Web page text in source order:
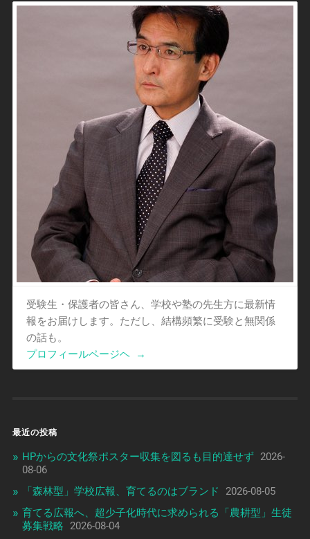
受験生・保護者の皆さん、学校や塾の先生方に最新情
報をお届けします。ただし、結構頻繁に受験と無関係
の話も。
プロフィールページヘ
→
最近の投稿
HPからの文化祭ポスター収集を図るも目的達せず 2026-
08-06
「森林型」学校広報、育てるのはブランド
2026-08-05
育てる広報へ、超少子化時代に求められる「農耕型」生徒
募集戦略
2026-08-04